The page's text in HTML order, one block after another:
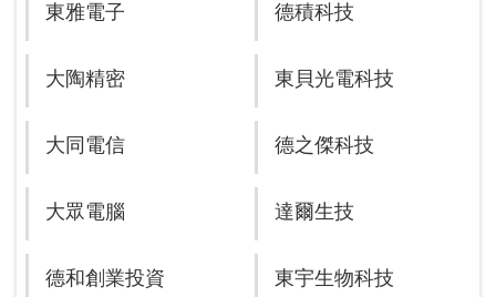
東雅電子 德積科技
大陶精密 東貝光電科技
大同電信 德之傑科技
大眾電腦 達爾生技
德和創業投資 東宇生物科技